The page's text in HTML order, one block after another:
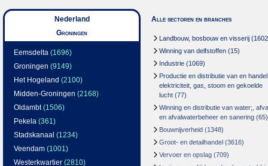
Nederland
Groningen
Eemsdelta (1696)
Groningen (9149)
Het Hogeland (2100)
Midden-Groningen (2168)
Oldambt(1506)
Pekela (361)
Stadskanaal (1234)
Veendam (1001)
Westerkwartier (2810)
Alle sectoren en branches
Landbouw, bosbouw en visserij
Winning van delfstoffen (15)
Industrie (1069)
Productie en distributie van en
elektriciteit, gas, stoom en gekoelde
lucht (77)
Winning en distributie van water;,
en afvalwaterbeheer en sanering (65)
Bouwnijverheid (1348)
Groot- en detailhandel (3616)
Vervoer en opslag (709)